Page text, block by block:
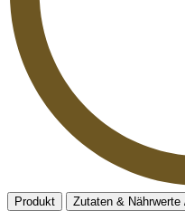
Produkt Zutaten & Nährwerte